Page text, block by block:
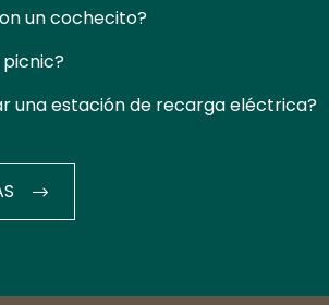
un cochecito?
una estación de recarga eléctrica?